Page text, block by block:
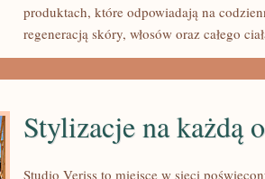
produktach, które odpowiadają na
regeneracją skóry, włosów oraz całego
Stylizacje na każdą
Studio Veriss to miejsce w sieci